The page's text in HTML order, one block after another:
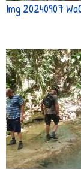
Img 20240907